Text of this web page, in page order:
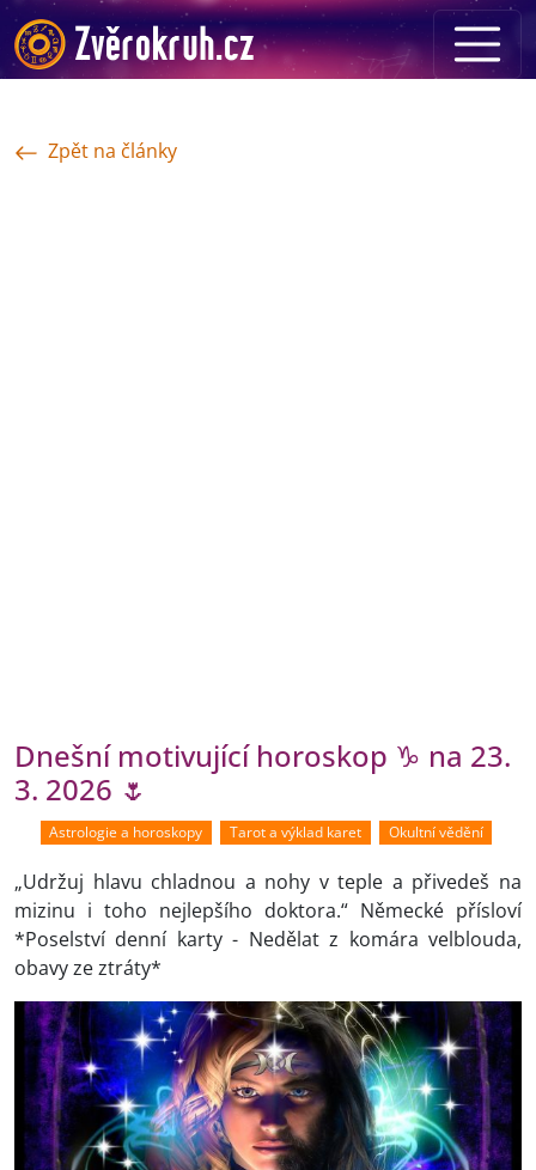
Zpět na články
Dnešní motivující horoskop ♑ na 23.
3. 2026 🌷
Astrologie a horoskopy Tarot a výklad karet Okultní vědění
„Udržuj hlavu chladnou a nohy v teple a přivedeš na
mizinu i toho nejlepšího doktora.“ Německé přísloví
*Poselství denní karty - Nedělat z komára velblouda,
obavy ze ztráty*